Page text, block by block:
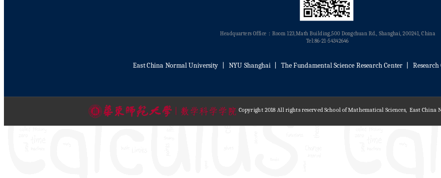
Headquarters Office：Room 123,Math Building,500 Dongchuan Rd., Shanghai, 200241, China
Tel:86-21-54342646
East China Normal University NYU Shanghai丨 The Fundamental Science Research Center丨
Copyright 2018 All rights reserved School of Mathematical Sciences, East